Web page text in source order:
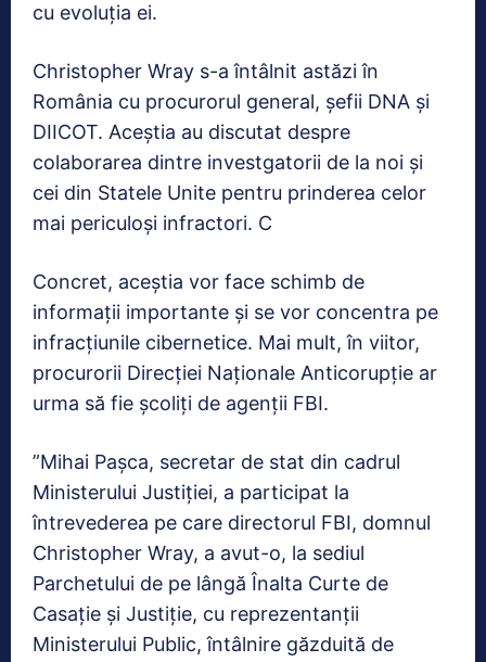
cu evoluția ei.
Christopher Wray s-a întâlnit astăzi în
România cu procurorul general, șefii DNA și
DIICOT. Aceştia au discutat despre
colaborarea dintre investgatorii de la noi şi
cei din Statele Unite pentru prinderea celor
mai periculoşi infractori. C
Concret, aceştia vor face schimb de
informaţii importante şi se vor concentra pe
infracţiunile cibernetice. Mai mult, în viitor,
procurorii Direcției Naționale Anticorupție ar
urma să fie școliți de agenții FBI.
”Mihai Paşca, secretar de stat din cadrul
Ministerului Justiţiei, a participat la
întrevederea pe care directorul FBI, domnul
Christopher Wray, a avut-o, la sediul
Parchetului de pe lângă Înalta Curte de
Casaţie şi Justiţie, cu reprezentanţii
Ministerului Public, întâlnire găzduită de